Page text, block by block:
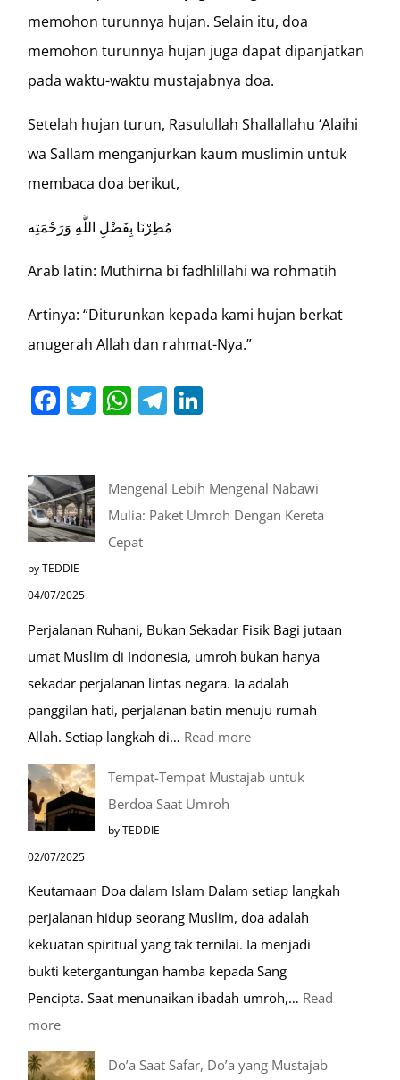
memohon turunnya hujan. Selain itu, doa
memohon turunnya hujan juga dapat dipanjatkan
pada waktu-waktu mustajabnya doa.
Setelah hujan turun, Rasulullah Shallallahu ‘Alaihi
wa Sallam menganjurkan kaum muslimin untuk
membaca doa berikut,
مُطِرْنَا بِفَضْلِ اللَّهِ وَرَحْمَتِه
Arab latin: Muthirna bi fadhlillahi wa rohmatih
Artinya: “Diturunkan kepada kami hujan berkat
anugerah Allah dan rahmat-Nya.”
Facebook
Twitter
WhatsApp
Telegram
Mengenal Lebih Mengenal Nabawi
Mulia: Paket Umroh Dengan Kereta
Cepat
by TEDDIE
04/07/2025
Perjalanan Ruhani, Bukan Sekadar Fisik Bagi jutaan
umat Muslim di Indonesia, umroh bukan hanya
sekadar perjalanan lintas negara. Ia adalah
panggilan hati, perjalanan batin menuju rumah
Allah. Setiap langkah di… Read more:
Paket
Umroh
Dengan
Kereta
Cepat
Tempat-Tempat Mustajab untuk
Berdoa Saat Umroh
by TEDDIE
02/07/2025
Keutamaan Doa dalam Islam Dalam setiap langkah
perjalanan hidup seorang Muslim, doa adalah
kekuatan spiritual yang tak ternilai. Ia menjadi
bukti ketergantungan hamba kepada Sang
Pencipta. Saat menunaikan ibadah umroh,… Read
more:
Tempat-
Do’a Saat Safar, Do’a yang Mustajab